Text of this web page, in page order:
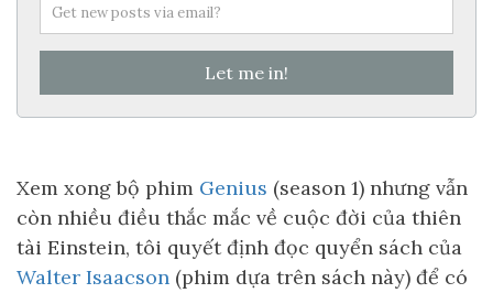
Let me in!
Xem xong bộ phim Genius (season 1) nhưng vẫn
còn nhiều điều thắc mắc về cuộc đời của thiên
tài Einstein, tôi quyết định đọc quyển sách của
Walter Isaacson (phim dựa trên sách này) để có